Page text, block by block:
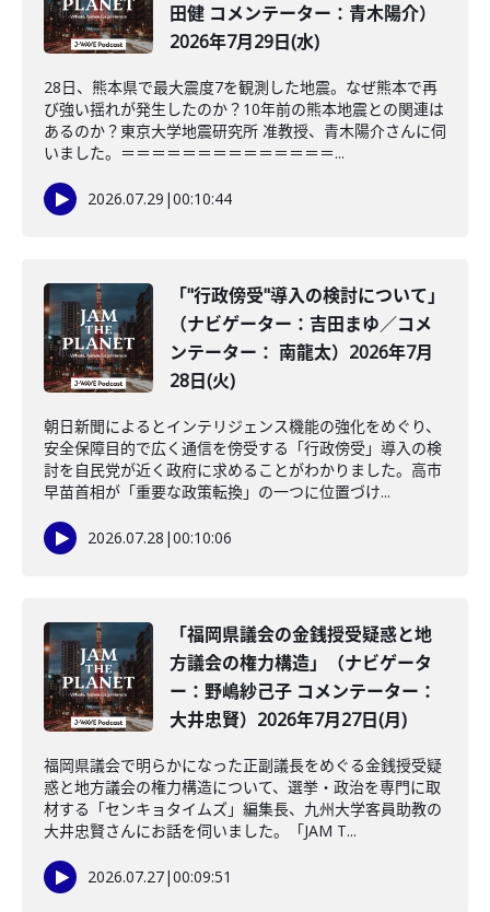
田健 コメンテーター：青木陽介）
2026年7月29日(水)
28日、熊本県で最大震度7を観測した地震。なぜ熊本で再
び強い揺れが発生したのか？10年前の熊本地震との関連は
あるのか？東京大学地震研究所 准教授、青木陽介さんに伺
いました。＝＝＝＝＝＝＝＝＝＝＝＝＝＝...
2026.07.29 |00:10:44
「"行政傍受"導入の検討について」
（ナビゲーター：吉田まゆ／コメ
ンテーター： 南龍太）2026年7月
28日(火)
朝日新聞によるとインテリジェンス機能の強化をめぐり、
安全保障目的で広く通信を傍受する「行政傍受」導入の検
討を自民党が近く政府に求めることがわかりました。高市
早苗首相が「重要な政策転換」の一つに位置づけ...
2026.07.28 |00:10:06
「福岡県議会の金銭授受疑惑と地
方議会の権力構造」（ナビゲータ
ー：野嶋紗己子 コメンテーター：
大井忠賢）2026年7月27日(月)
福岡県議会で明らかになった正副議長をめぐる金銭授受疑
惑と地方議会の権力構造について、選挙・政治を専門に取
材する「センキョタイムズ」編集長、九州大学客員助教の
大井忠賢さんにお話を伺いました。「JAM T...
2026.07.27|00:09:51